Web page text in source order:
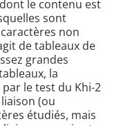
le contenu est
sont
non
de tableaux de
grandes
la
le test du Khi-2
(ou
étudiés, mais